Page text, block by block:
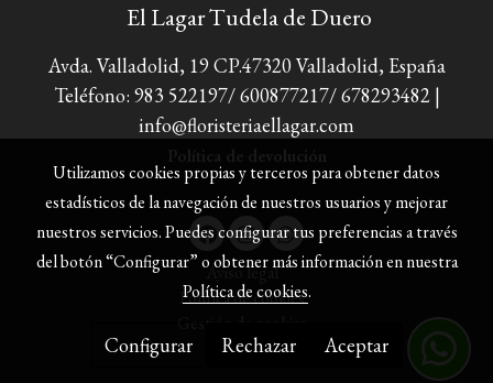
El Lagar Tudela de Duero
Avda. Valladolid, 19 CP.47320 Valladolid, España
Teléfono: 983 522197/ 600877217/ 678293482 |
info@floristeriaellagar.com
Aviso legal
Política de cookies
Utilizamos cookies propias y terceros para obtener datos
estadísticos de la navegación de nuestros usuarios y mejorar
nuestros servicios. Puedes configurar tus preferencias a través
del botón “Configurar” o obtener más información en nuestra
Política de cookies.
Configurar Rechazar Aceptar